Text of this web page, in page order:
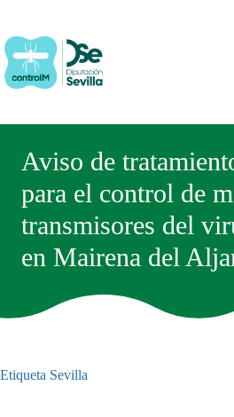
contenido
Aviso de
para el control de
transmisores del
en Mairena del
Etiqueta Sevilla